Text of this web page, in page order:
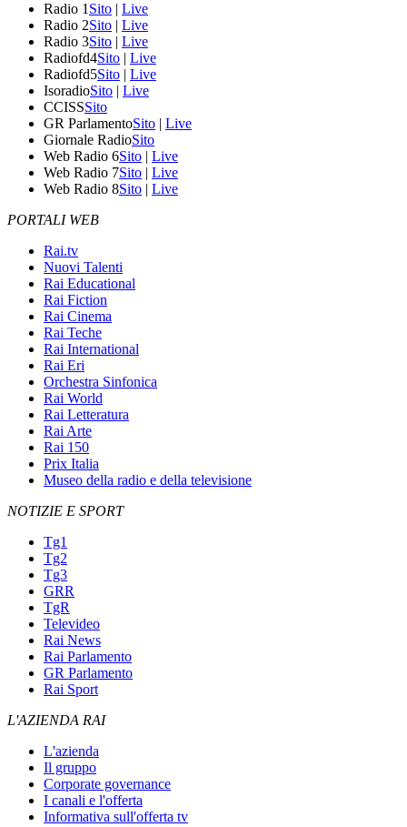
Radio 1 Sito | Live
Radio 2Sito | Live
Radio 3Sito | Live
Radiofd4Sito | Live
Radiofd5Sito | Live
IsoradioSito | Live
CCISSSito
GR ParlamentoSito | Live
Giornale RadioSito
Web Radio 6Sito | Live
Web Radio 7Sito | Live
Web Radio 8Sito | Live
PORTALI WEB
Rai.tv
Nuovi Talenti
Rai Educational
Rai Fiction
Rai Cinema
Rai Teche
Rai International
Rai Eri
Orchestra Sinfonica
Rai World
Rai Letteratura
Rai Arte
Rai 150
Prix Italia
Museo della radio e della televisione
NOTIZIE E SPORT
Tg1
Tg2
Tg3
GRR
TgR
Televideo
Rai News
Rai Parlamento
GR Parlamento
Rai Sport
L'AZIENDA RAI
L'azienda
Il gruppo
Corporate governance
I canali e l'offerta
Informativa sull'offerta tv